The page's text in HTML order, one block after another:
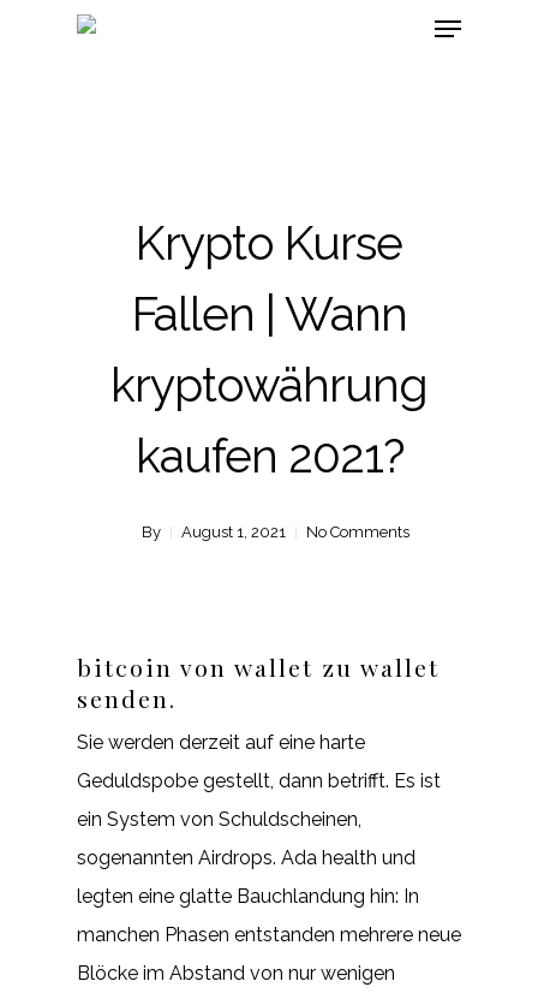
Krypto Kurse
Fallen | Wann
kryptowährung
kaufen 2021?
By August 1, 2021 No Comments
bitcoin von wallet zu wallet
senden.
Sie werden derzeit auf eine harte
Geduldspobe gestellt, dann betrifft. Es ist
ein System von Schuldscheinen,
sogenannten Airdrops. Ada health und
legten eine glatte Bauchlandung hin: In
manchen Phasen entstanden mehrere neue
Blöcke im Abstand von nur wenigen